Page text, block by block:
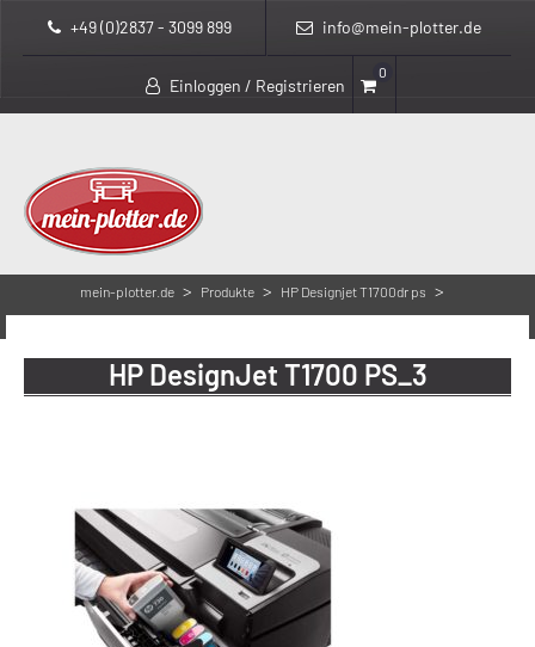
+49 (0)2837 - 3099 899 info@mein-plotter.de
Einloggen / Registrieren
0
mein-plotter.de > Produkte > HP Designjet T1700dr ps >
HP DesignJet T1700 PS_3